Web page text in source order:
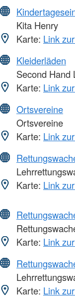
Kita Henry
Karte: Link
Kleiderläden
Second Hand
Karte: Link
Ortsvereine
Ortsvereine
Karte: Link
Karte: Link
Karte: Link
Karte: Link